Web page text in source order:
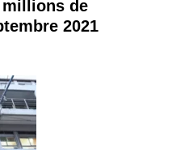
millions de
2021